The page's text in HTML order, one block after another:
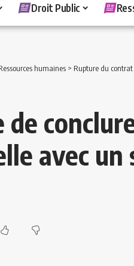
Droit Public
humaines > Rupture du
de
avec un